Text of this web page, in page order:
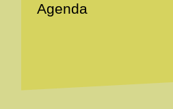
Agenda